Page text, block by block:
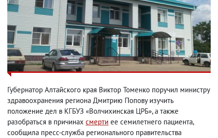
Губернатор Алтайского края Виктор Томенко поручил министру
здравоохранения региона Дмитрию Попову изучить
положение дел в КГБУЗ «Волчихинская ЦРБ», а также
разобраться в причинах смерти ее семилетнего пациента,
сообщила пресс-служба регионального правительства